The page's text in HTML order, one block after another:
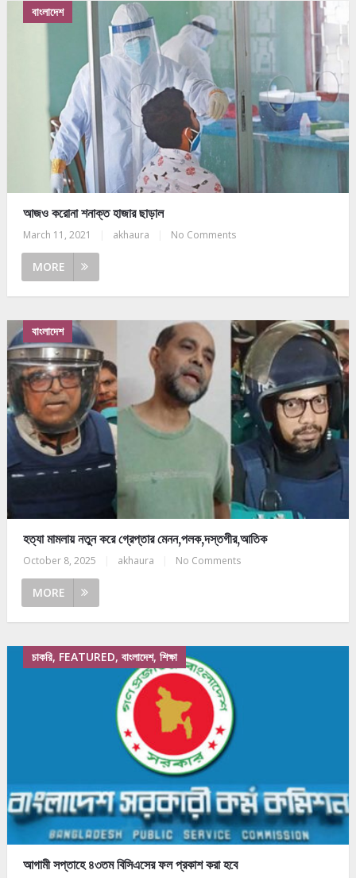
বাংলাদেশ
আজও করোনা শনাক্ত হাজার ছাড়াল
March 11, 2021 akhaura No Comments
MORE
বাংলাদেশ
হত্যা মামলায় নতুন করে গ্রেপ্তার মেনন,পলক,দস্তগীর,আতিক
October 8, 2025 akhaura No Comments
MORE
চাকরি, FEATURED, বাংলাদেশ, শিক্ষা
আগামী সপ্তাহে ৪৩তম বিসিএসের ফল প্রকাশ করা হবে